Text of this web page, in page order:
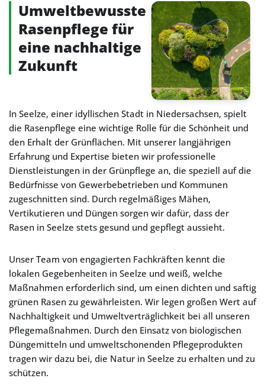
Umweltbewusste
Rasenpflege für
eine nachhaltige
Zukunft
In Seelze, einer idyllischen Stadt in Niedersachsen, spielt
die Rasenpflege eine wichtige Rolle für die Schönheit und
den Erhalt der Grünflächen. Mit unserer langjährigen
Erfahrung und Expertise bieten wir professionelle
Dienstleistungen in der Grünpflege an, die speziell auf die
Bedürfnisse von Gewerbebetrieben und Kommunen
zugeschnitten sind. Durch regelmäßiges Mähen,
Vertikutieren und Düngen sorgen wir dafür, dass der
Rasen in Seelze stets gesund und gepflegt aussieht.
Unser Team von engagierten Fachkräften kennt die
lokalen Gegebenheiten in Seelze und weiß, welche
Maßnahmen erforderlich sind, um einen dichten und saftig
grünen Rasen zu gewährleisten. Wir legen großen Wert auf
Nachhaltigkeit und Umweltverträglichkeit bei all unseren
Pflegemaßnahmen. Durch den Einsatz von biologischen
Düngemitteln und umweltschonenden Pflegeprodukten
tragen wir dazu bei, die Natur in Seelze zu erhalten und zu
schützen.